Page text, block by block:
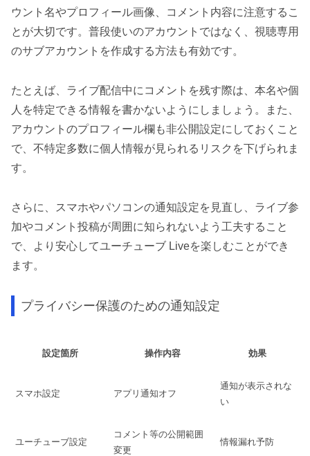
ウント名やプロフィール画像、コメント内容に注意するこ
とが大切です。普段使いのアカウントではなく、視聴専用
のサブアカウントを作成する方法も有効です。
たとえば、ライブ配信中にコメントを残す際は、本名や個
人を特定できる情報を書かないようにしましょう。また、
アカウントのプロフィール欄も非公開設定にしておくこと
で、不特定多数に個人情報が見られるリスクを下げられま
す。
さらに、スマホやパソコンの通知設定を見直し、ライブ参
加やコメント投稿が周囲に知られないよう工夫すること
で、より安心してユーチューブ Liveを楽しむことができ
ます。
プライバシー保護のための通知設定
設定箇所 操作内容 効果
スマホ設定 アプリ通知オフ
通知が表示されな
い
ユーチューブ設定
コメント等の公開範囲
変更
情報漏れ予防